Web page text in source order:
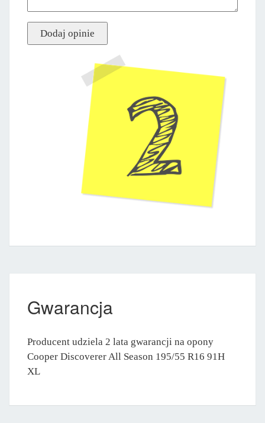
Gwarancja
Producent udziela 2 lata gwarancji na opony
Cooper Discoverer All Season 195/55 R16 91H
XL